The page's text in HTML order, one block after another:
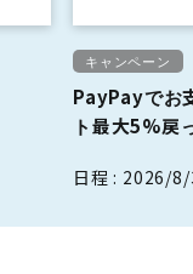
キャンペーン
PayPayでお
ト最大5%戻
日程 : 2026/